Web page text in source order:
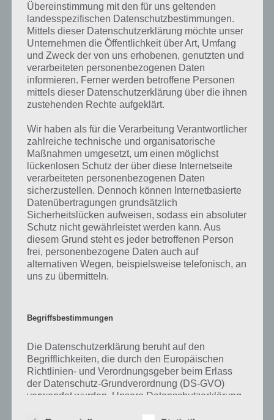
Kurze Begriffserklärung zur Lösung Gold
Gold ist die Lösung für das tägliche Bonus Rätsel am 16.9.2022 in 4
gibt es dazu zu wissen? Passt das Wort auch zu Die Welt der Kunst?
Zu bestimmten Lösungen präsentieren wir daher auch immer eine
kurze Begriffserklärung!
Zu Gold haben wir zunächst keine weiteren Informationen parat!
Auf WhatsApp teilen Teilen auf Facebook
Tweet auf Twitter
Übereinstimmung mit den für uns geltenden
landesspezifischen Datenschutzbestimmungen.
Mittels dieser Datenschutzerklärung möchte unser
Unternehmen die Öffentlichkeit über Art, Umfang
und Zweck der von uns erhobenen, genutzten und
verarbeiteten personenbezogenen Daten
informieren. Ferner werden betroffene Personen
mittels dieser Datenschutzerklärung über die ihnen
zustehenden Rechte aufgeklärt.
Wir haben als für die Verarbeitung Verantwortlicher
zahlreiche technische und organisatorische
Maßnahmen umgesetzt, um einen möglichst
lückenlosen Schutz der über diese Internetseite
verarbeiteten personenbezogenen Daten
sicherzustellen. Dennoch können Internetbasierte
Datenübertragungen grundsätzlich
Sicherheitslücken aufweisen, sodass ein absoluter
Schutz nicht gewährleistet werden kann. Aus
diesem Grund steht es jeder betroffenen Person
frei, personenbezogene Daten auch auf
alternativen Wegen, beispielsweise telefonisch, an
uns zu übermitteln.
Begriffsbestimmungen
Die Datenschutzerklärung beruht auf den
Begrifflichkeiten, die durch den Europäischen
Richtlinien- und Verordnungsgeber beim Erlass
der Datenschutz-Grundverordnung (DS-GVO)
verwendet wurden. Unsere Datenschutzerklärung